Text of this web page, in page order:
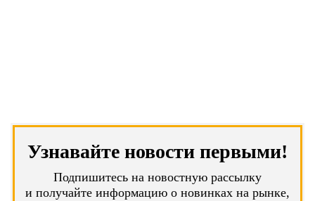
Узнавайте новости первыми!
Подпишитесь на новостную рассылку
и получайте информацию о новинках на рынке,